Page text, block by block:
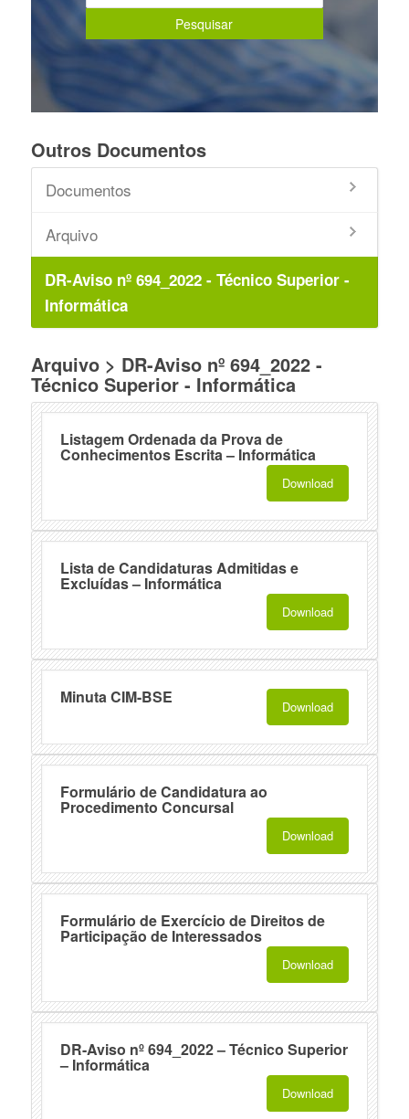
Outros Documentos
Documentos
Arquivo
DR-Aviso nº 694_2022 - Técnico Superior -
Informática
Arquivo > DR-Aviso nº 694_2022 -
Técnico Superior - Informática
Listagem Ordenada da Prova de
Conhecimentos Escrita – Informática
Download
Lista de Candidaturas Admitidas e
Excluídas – Informática
Download
Minuta CIM-BSE Download
Formulário de Candidatura ao
Procedimento Concursal
Download
Formulário de Exercício de Direitos de
Participação de Interessados
Download
DR-Aviso nº 694_2022 – Técnico Superior
– Informática
Download